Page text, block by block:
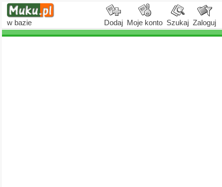
w bazie Dodaj Moje konto Szukaj Zaloguj